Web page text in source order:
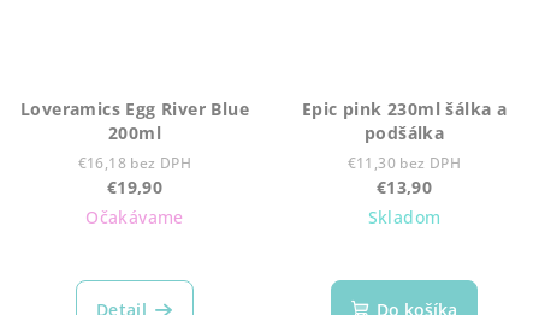
Loveramics Egg River Blue
200ml
€16,18 bez DPH
€19,90
Očakávame
Detail
Epic pink 230ml šálka a
podšálka
€11,30 bez DPH
€13,90
Skladom
Do košíka